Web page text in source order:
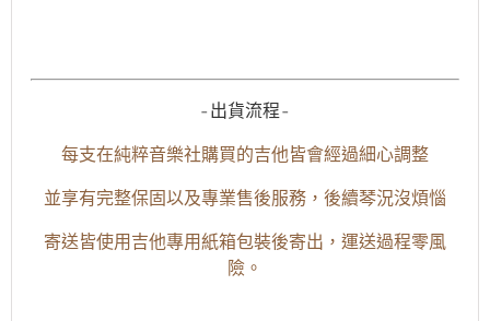
-出貨流程-
每支在純粹音樂社購買的吉他皆會經過細心調整
並享有完整保固以及專業售後服務，後續琴況沒煩惱
寄送皆使用吉他專用紙箱包裝後寄出，運送過程零風
險。